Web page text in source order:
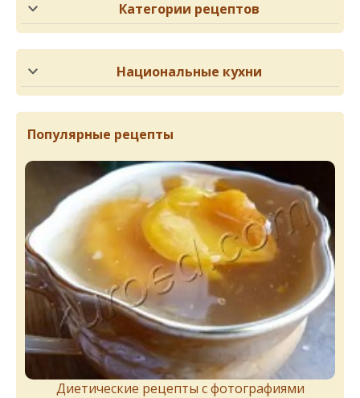
Категории рецептов
Национальные кухни
Популярные рецепты
Диетические рецепты с фотографиями